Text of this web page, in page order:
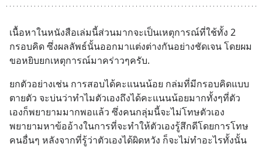
เนื้อหาในหนังสือเล่มนี้ส่วนมากจะเป็นเหตุการณ์ที่ใช้ทั้ง 2
กรอบคิด ซึ่งผลลัพธ์นั้นออกมาแต่งต่างกันอย่างชัดเจน โดยผม
ขอหยิบยกเหตุการณ์มาคร่าวๆครับ.
ยกตัวอย่างเช่น การสอบได้คะแนนน้อย กล่มที่มีกรอบคิดแบบ
ตายตัว จะบ่นว่าทำไมตัวเองถึงได้คะแนนน้อยมากทั้งๆที่ตัว
เองก็พยายามมากพอแล้ว ซึ่งคนกลุ่มนี้จะไม่โทษตัวเอง
พยายามหาข้ออ้างในการที่จะทำให้ตัวเองรู้สึกดีโดยการโทษ
คนอื่นๆ หลังจากที่รู้ว่าตัวเองได้ผิดหวัง ก็จะไม่ทำอะไรทั้งนั้น